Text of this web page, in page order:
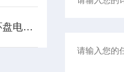
美国pine旋转圆环环盘电极装置参比电极使用建议